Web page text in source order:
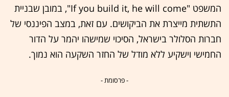
המשפט "If you build it, he will come", במובן שבניית
התשתית מייצרת את הביקושים. עם זאת, במצב הפיננסי של
חברות הסלולר בישראל, הסיכוי שמישהו יהמר על הדור
החמישי וישקיע ללא מודל של החזר השקעה הוא נמוך.
- פרסומת -